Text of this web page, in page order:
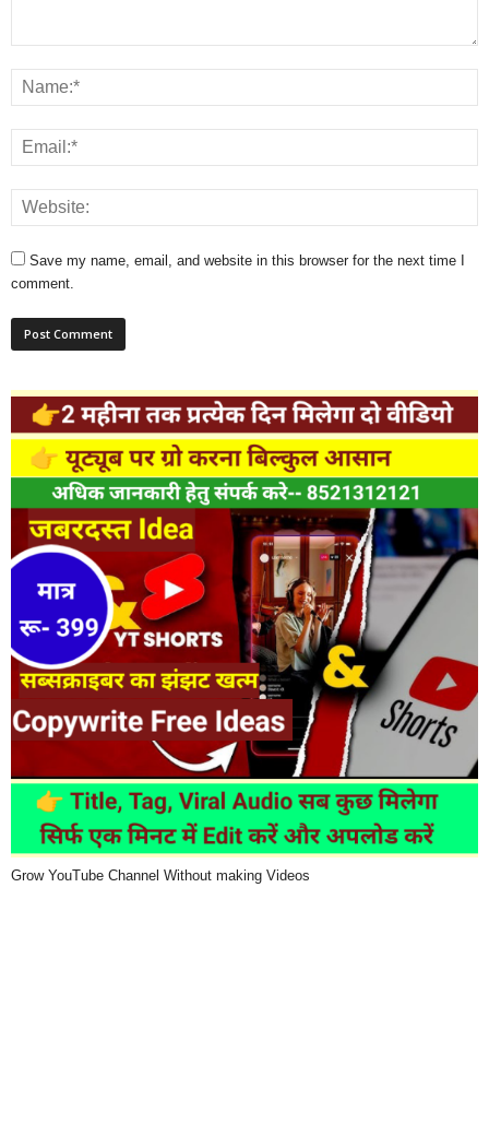
Save my name, email, and website in this browser for the next time I
comment.
Grow YouTube Channel Without making Videos